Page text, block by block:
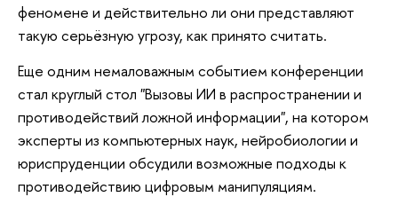
феномене и действительно ли они представляют
такую серьёзную угрозу, как принято считать.
Еще одним немаловажным событием конференции
стал круглый стол "Вызовы ИИ в распространении и
противодействий ложной информации", на котором
эксперты из компьютерных наук, нейробиологии и
юриспруденции обсудили возможные подходы к
противодействию цифровым манипуляциям.